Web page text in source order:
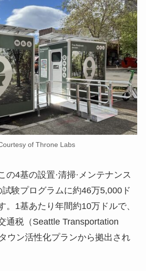
of Throne Labs
の4基の設置·清掃·メンテナンス
験プログラムに約46万5,000ド
。1基あたり年間約10万ドルで、
通税（Seattle Transportation
ウン活性化プランから拠出され